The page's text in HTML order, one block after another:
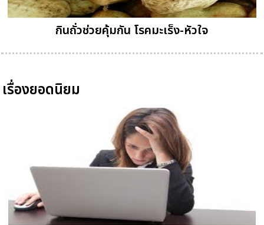
กินถั่วช่วยคุ้มกัน โรคมะเร็ง-หัวใจ
เรื่องยอดนิยม